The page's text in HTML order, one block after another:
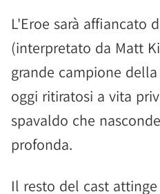
L'Eroe sarà affiancato
(interpretato da Matt
grande campione
oggi ritiratosi a vita
spavaldo che
profonda.
Il resto del cast